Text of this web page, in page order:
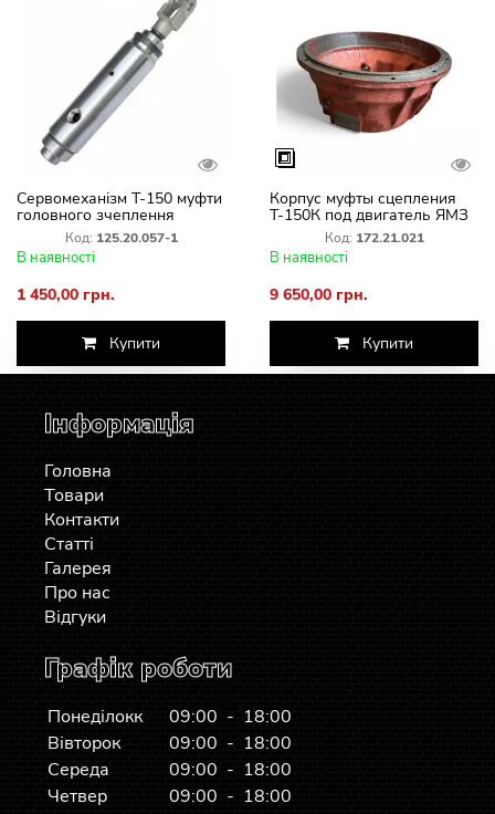
Сервомеханізм Т-150 муфти
головного зчеплення
125.20.057-1
Код: 125.20.057-1
В наявності
1 450,00 грн.
Купити
Корпус муфты сцепления
Т-150К под двигатель ЯМЗ
172.21.021 Заводской
Код: 172.21.021
В наявності
9 650,00 грн.
Купити
Інформація
Головна
Товари
Контакти
Статті
Галерея
Про нас
Відгуки
Графік роботи
Понеділокк
09:00 - 18:00
Вівторок
09:00 - 18:00
Середа
09:00 - 18:00
Четвер
09:00 - 18:00